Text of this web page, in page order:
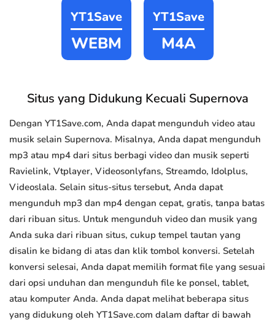
YT1Save
WEBM
YT1Save
M4A
Situs yang Didukung Kecuali Supernova
Dengan YT1Save.com, Anda dapat mengunduh video atau
musik selain Supernova. Misalnya, Anda dapat mengunduh
mp3 atau mp4 dari situs berbagi video dan musik seperti
Ravielink, Vtplayer, Videosonlyfans, Streamdo, Idolplus,
Videoslala. Selain situs-situs tersebut, Anda dapat
mengunduh mp3 dan mp4 dengan cepat, gratis, tanpa batas
dari ribuan situs. Untuk mengunduh video dan musik yang
Anda suka dari ribuan situs, cukup tempel tautan yang
disalin ke bidang di atas dan klik tombol konversi. Setelah
konversi selesai, Anda dapat memilih format file yang sesuai
dari opsi unduhan dan mengunduh file ke ponsel, tablet,
atau komputer Anda. Anda dapat melihat beberapa situs
yang didukung oleh YT1Save.com dalam daftar di bawah